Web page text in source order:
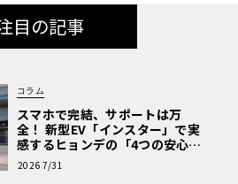
目の記事
コラム
スマホで完結、サポートは万
全！ 新型EV「インスター」で実
感するヒョンデの「4つの安心」
【第1回・ヒョンデ6つの疑問：
Why? Hyundai?】〈PR〉
2026 7/31